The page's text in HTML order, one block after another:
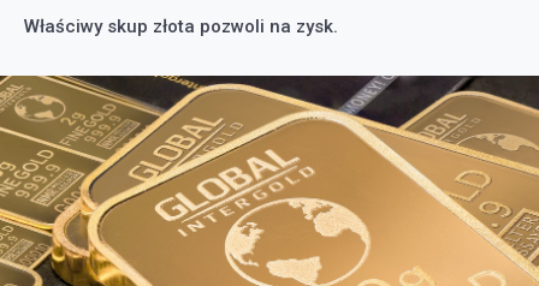
Właściwy skup złota pozwoli na zysk.